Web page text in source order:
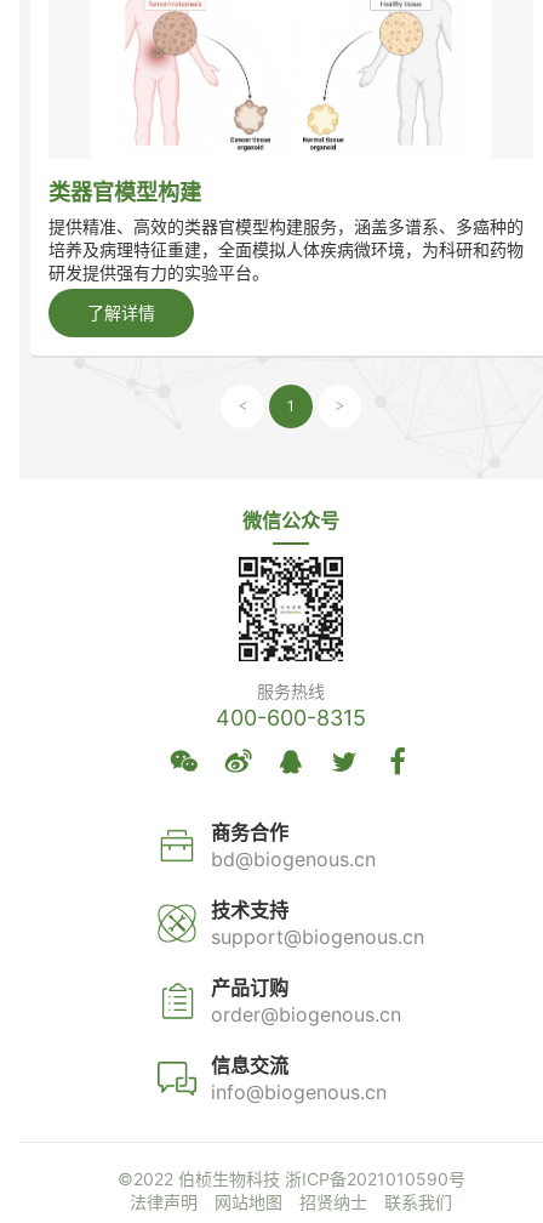
类器官模型构建
提供精准、高效的类器官模型构建服务，涵盖多谱系、多癌种的
培养及病理特征重建，全面模拟人体疾病微环境，为科研和药物
研发提供强有力的实验平台。
了解详情
< 1 >
微信公众号
服务热线
400-600-8315
商务合作
bd@biogenous.cn
技术支持
support@biogenous.cn
产品订购
order@biogenous.cn
信息交流
info@biogenous.cn
©2022 伯桢生物科技 浙ICP备2021010590号
法律声明
网站地图 招贤纳士 联系我们